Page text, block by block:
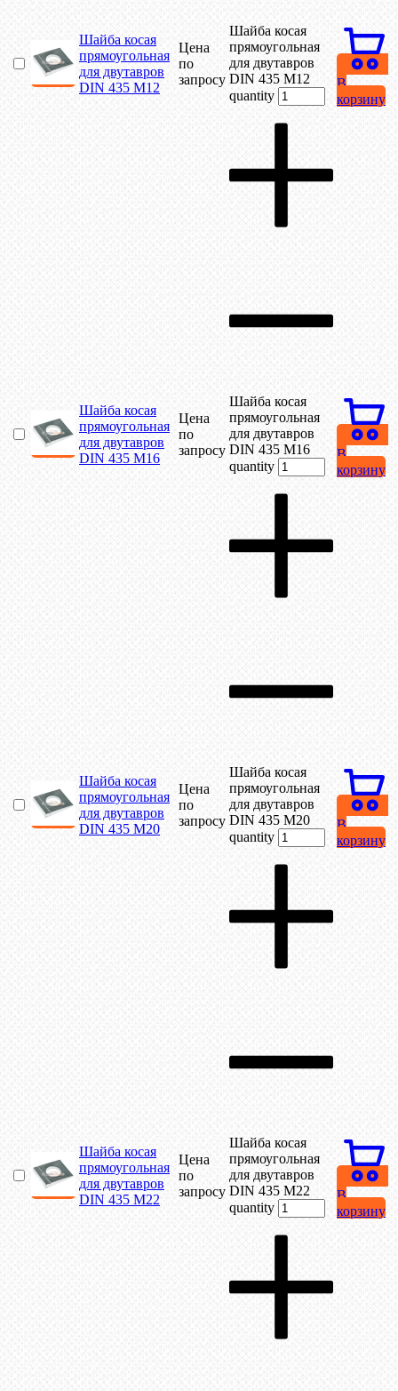
Шайба косая
прямоугольная
для двутавров
DIN 435 М12
Цена
по
запросу
Шайба косая
прямоугольная
для двутавров
DIN 435 М12
quantity
В
корзину
Шайба косая
прямоугольная
для двутавров
DIN 435 М16
Цена
по
запросу
Шайба косая
прямоугольная
для двутавров
DIN 435 М16
quantity
В
корзину
Шайба косая
прямоугольная
для двутавров
DIN 435 М20
Цена
по
запросу
Шайба косая
прямоугольная
для двутавров
DIN 435 М20
quantity
В
корзину
Шайба косая
прямоугольная
для двутавров
DIN 435 М22
Цена
по
запросу
Шайба косая
прямоугольная
для двутавров
DIN 435 М22
quantity
В
корзину